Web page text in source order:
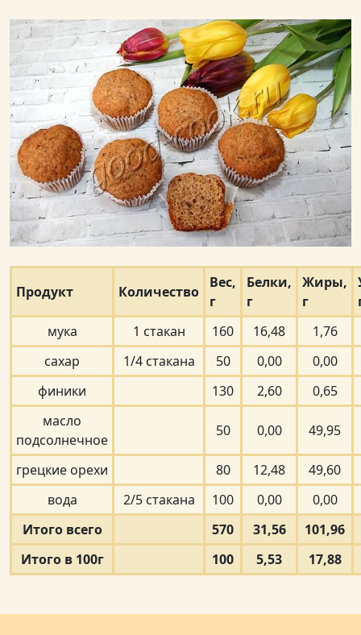
Продукт Количество
Вес,
г
Белки,
г
Жиры,
г
мука
1 стакан 160 16,48
1,76
сахар
1/4 стакана 50 0,00
0,00
финики
130 2,60
0,65
масло
подсолнечное
50 0,00 49,95
грецкие орехи 80 12,48
49,60
вода
2/5 стакана 100 0,00
0,00
Итого всего
570 31,56
101,96
Итого в 100г
100 5,53 17,88